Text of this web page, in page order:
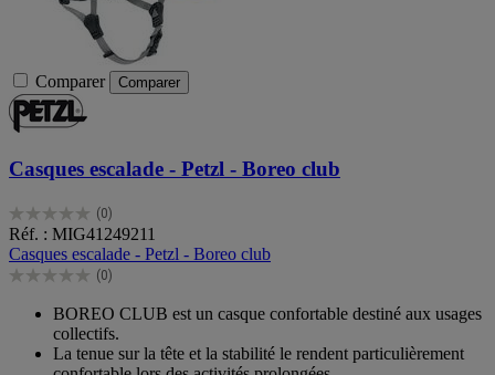
Comparer Comparer
Casques escalade - Petzl - Boreo club
(0)
0.0
sur
5
étoiles.
Réf. : MIG41249211
Casques escalade - Petzl - Boreo club
(0)
0.0
étoiles.
BOREO CLUB est un casque confortable destiné aux usages
collectifs.
La tenue sur la tête et la stabilité le rendent particulièrement